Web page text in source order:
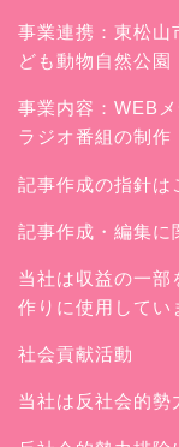
事業連携：東松山
ども動物自然公園
事業内容：WEB
ラジオ番組の制作
記事作成の指針は
記事作成・編集に
当社は収益の一部
作りに使用してい
社会貢献活動
当社は反社会的勢